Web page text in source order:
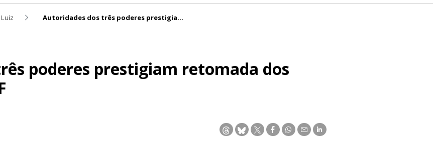
Autoridades dos três poderes prestigiam retomada dos trabalhos na CLDF
poderes prestigiam retomada dos